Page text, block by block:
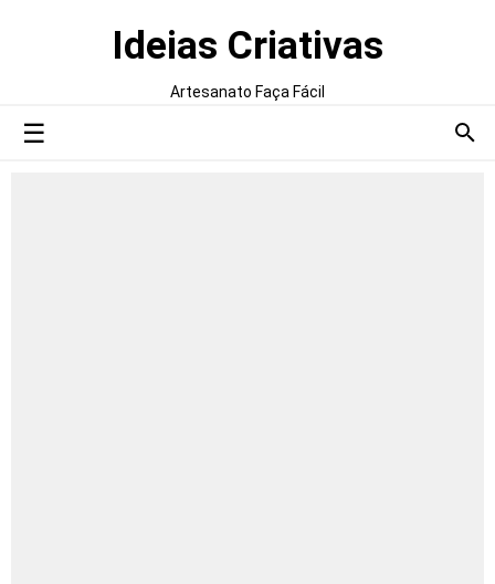
Ideias Criativas
Artesanato Faça Fácil